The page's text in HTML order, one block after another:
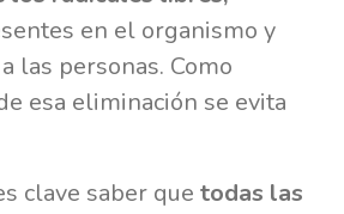
en el organismo y
las personas. Como
esa eliminación se evita
clave saber quetodas las